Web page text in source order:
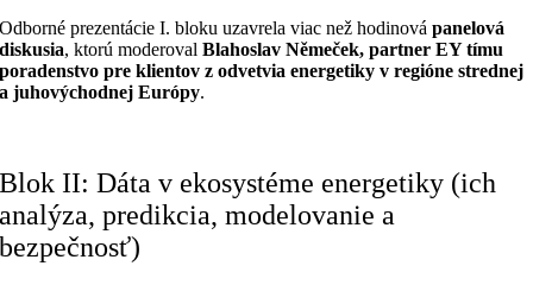
Odborné prezentácie I. bloku uzavrela viac než hodinovápanelová
diskusia, ktorú moderovalBlahoslav Němeček, partner EY tímu
poradenstvo pre klientov z odvetvia energetiky v regióne strednej
a juhovýchodnej Európy.
Blok II: Dáta v ekosystéme energetiky (ich
analýza, predikcia, modelovanie a
bezpečnosť)